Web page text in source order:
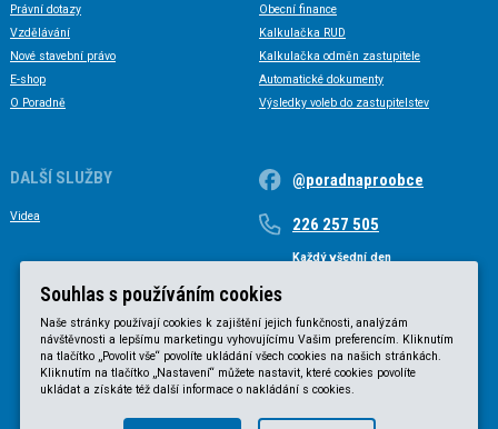
Právní dotazy
Vzdělávání
Nové stavební právo
E-shop
O Poradně
Obecní finance
Kalkulačka RUD
Kalkulačka odměn zastupitele
Automatické dokumenty
Výsledky voleb do zastupitelstev
DALŠÍ SLUŽBY
Videa
@poradnaproobce
226 257 505
Každý všední den
Souhlas s používáním cookies
Naše stránky používají cookies k zajištění jejich funkčnosti, analýzám
návštěvnosti a lepšímu marketingu vyhovujícímu Vašim preferencím. Kliknutím
na tlačítko „Povolit vše“ povolíte ukládání všech cookies na našich stránkách.
Kliknutím na tlačítko „Nastavení“ můžete nastavit, které cookies povolíte
ukládat a získáte též další informace o nakládání s cookies.